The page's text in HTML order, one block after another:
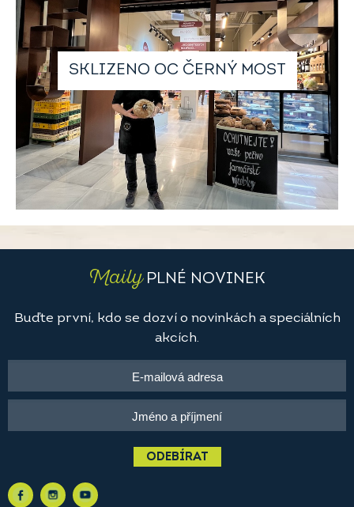
SKLIZENO OC ČERNÝ MOST
MailyPLNÉ NOVINEK
Buďte první, kdo se dozví o novinkách a speciálních
akcích.
ODEBÍRAT